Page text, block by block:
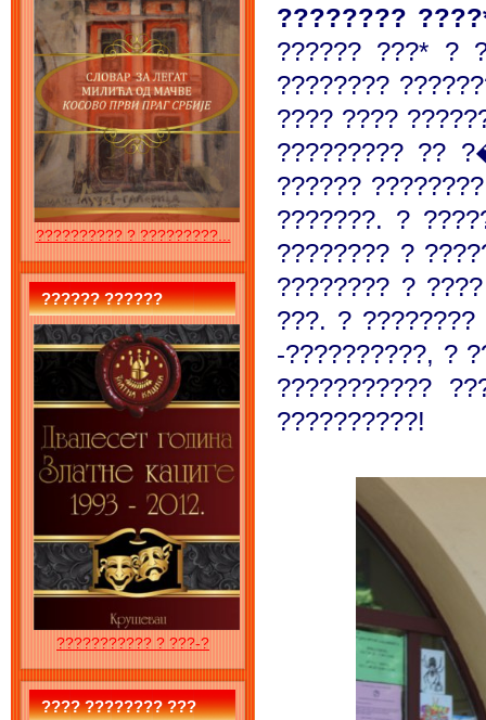
?????????? ? ?????????...
?????? ??????
??????????? ? ???-?
???? ???????? ???
????????
?????? ???* ?
????????
???? ????
????????? ??
??????
???????. ?
???????? ?
???????? ?
???. ?
-??????????, ?
???????????
??????????!